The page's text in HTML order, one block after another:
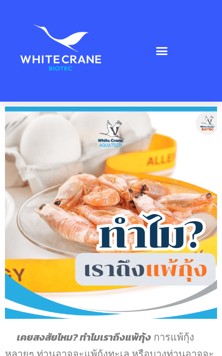
เคยสงสัยไหม? ทำไมเราถึงแพ้กุ้ง การแพ้กุ้ง